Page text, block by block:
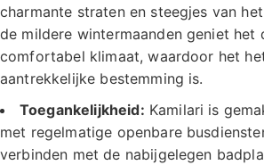
charmante straten en steegjes van
de mildere wintermaanden geniet het
comfortabel klimaat, waardoor het
aantrekkelijke bestemming is.
Toegankelijkheid: Kamilari is
met regelmatige openbare
verbinden met de nabijgelegen